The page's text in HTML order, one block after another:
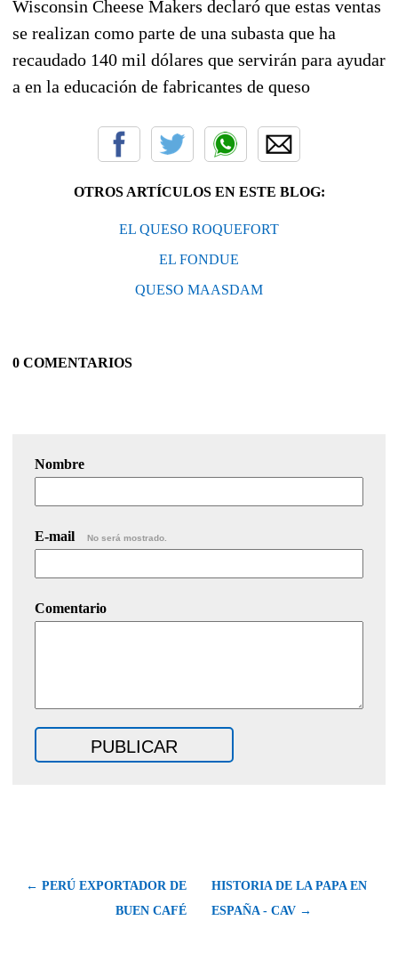
Wisconsin Cheese Makers declaró que estas ventas
se realizan como parte de una subasta que ha
recaudado 140 mil dólares que servirán para ayudar
a en la educación de fabricantes de queso
OTROS ARTÍCULOS EN ESTE BLOG:
EL QUESO ROQUEFORT
EL FONDUE
QUESO MAASDAM
0 COMENTARIOS
Nombre
E-mail No será mostrado.
Comentario
← PERÚ EXPORTADOR DE
BUEN CAFÉ
HISTORIA DE LA PAPA EN
ESPAÑA - CAV →